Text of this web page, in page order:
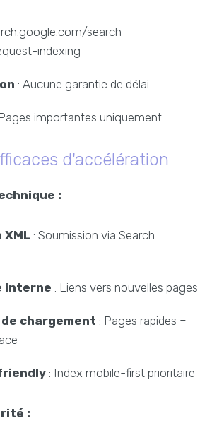
search-
indexing
: Aucune garantie de délai
importantes uniquement
d'accélération
:
XML : Soumission via Search
interne : Liens vers nouvelles pages
chargement : Pages rapides =
: Index mobile-first prioritaire
: